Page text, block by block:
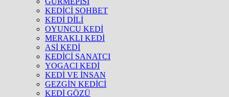
KEDİCİ SOHBET
KEDİ DİLİ
OYUNCU KEDİ
MERAKLI KEDİ
ASİ KEDİ
KEDİCİ SANATÇI
YOGACI KEDİ
KEDİ VE İNSAN
GEZGİN KEDİCİ
KEDİ GÖZÜ